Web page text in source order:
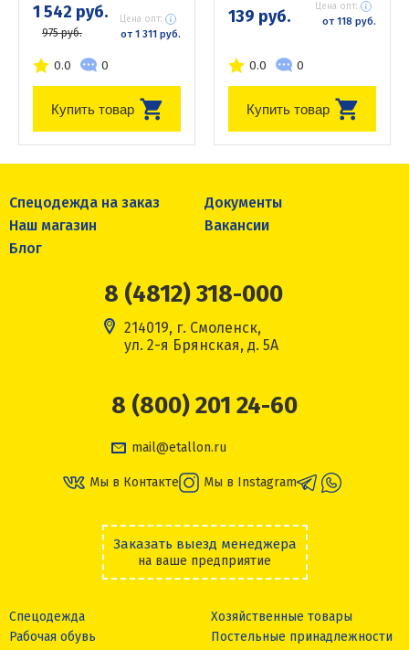
1 542 руб.
975 руб.
Цена опт:
от 1 311 руб.
0.0 0
Купить товар
139 руб. Цена опт:
от 118 руб.
0.0 0
Купить товар
Спецодежда на заказ
Документы
Наш магазин
Вакансии
Блог
8 (4812) 318-000
214019, г. Смоленск,
ул. 2-я Брянская, д. 5А
8 (800) 201 24-60
mail@etallon.ru
Мы в Контакте Мы в Instagram
Заказать выезд менеджера
на ваше предприятие
Спецодежда
Рабочая обувь
Хозяйственные товары
Постельные принадлежности